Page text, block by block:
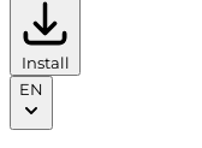
Install
EN